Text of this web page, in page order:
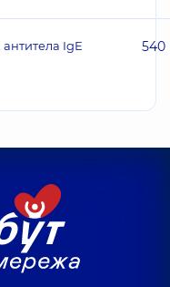
IgE 540